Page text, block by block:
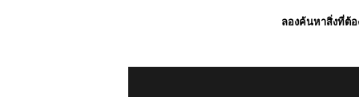
ลองค้นหาสิ่งที่ต้อ